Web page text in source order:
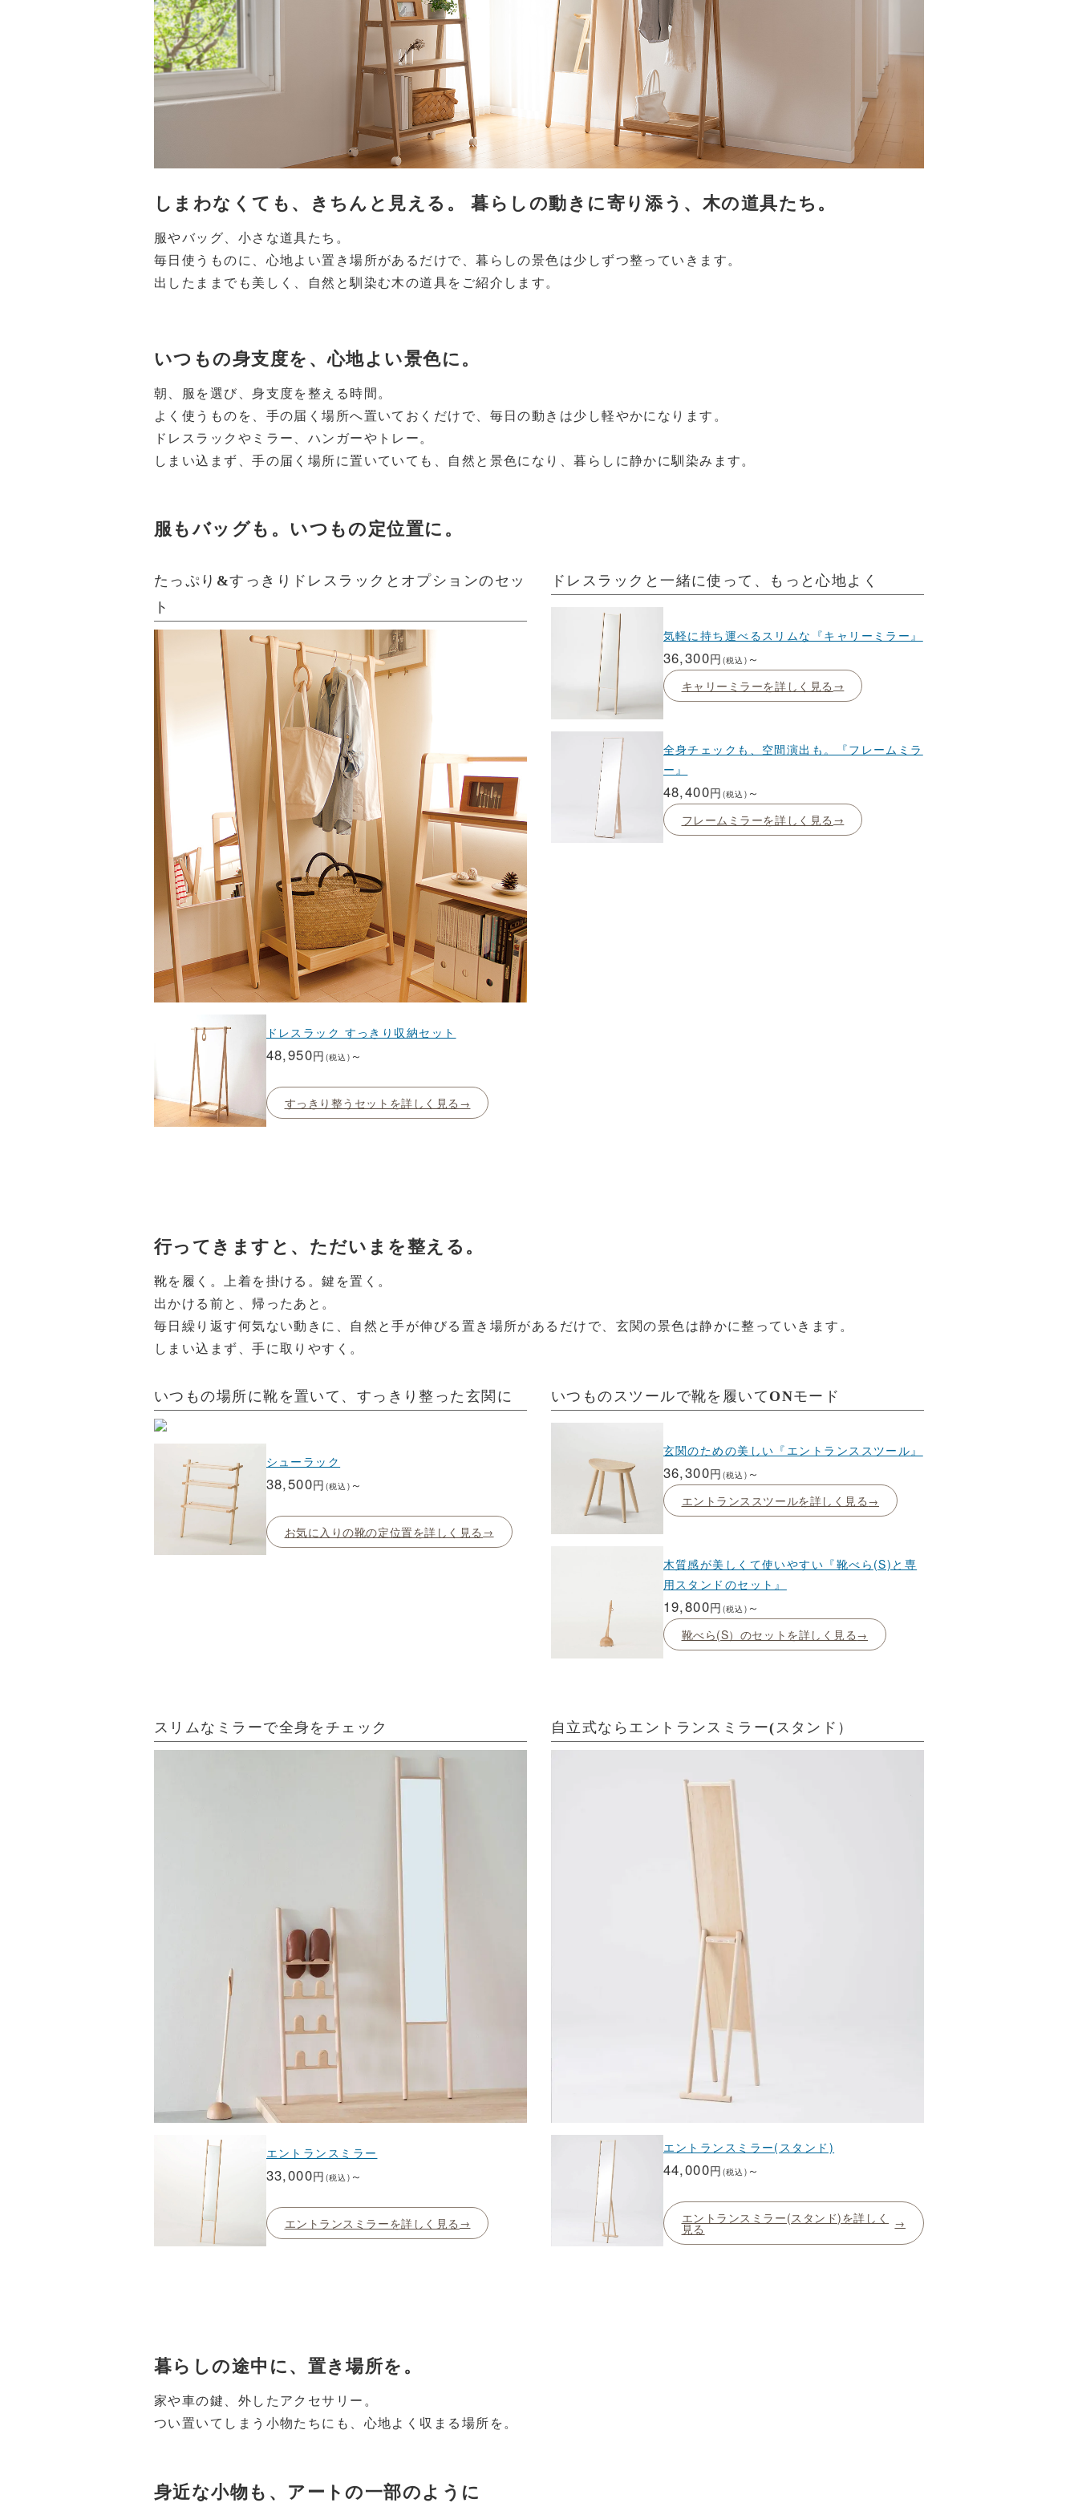
しまわなくても、きちんと見える。 暮らしの動きに寄り添う、木の道具たち。
服やバッグ、小さな道具たち。
毎日使うものに、心地よい置き場所があるだけで、暮らしの景色は少しずつ整っていきます。
出したままでも美しく、自然と馴染む木の道具をご紹介します。
いつもの身支度を、心地よい景色に。
朝、服を選び、身支度を整える時間。
よく使うものを、手の届く場所へ置いておくだけで、毎日の動きは少し軽やかになります。
ドレスラックやミラー、ハンガーやトレー。
しまい込まず、手の届く場所に置いていても、自然と景色になり、暮らしに静かに馴染みます。
服もバッグも。いつもの定位置に。
たっぷり&すっきりドレスラックとオプションのセッ
ト
ドレスラック すっきり収納セット
48,950円 (税込) ～
すっきり整うセットを詳しく見る
ドレスラックと一緒に使って、もっと心地よく
気軽に持ち運べるスリムな『キャリーミラー』
36,300円 (税込) ～
キャリーミラーを詳しく見る
全身チェックも、空間演出も。『フレームミラ
ー』
48,400円 (税込) ～
フレームミラーを詳しく見る
行ってきますと、ただいまを整える。
靴を履く。上着を掛ける。鍵を置く。
出かける前と、帰ったあと。
毎日繰り返す何気ない動きに、自然と手が伸びる置き場所があるだけで、玄関の景色は静かに整っていきます。
しまい込まず、手に取りやすく。
いつもの場所に靴を置いて、すっきり整った玄関に
シューラック
38,500円 (税込) ～
お気に入りの靴の定位置を詳しく見る
いつものスツールで靴を履いてONモード
玄関のための美しい『エントランススツール』
36,300円 (税込) ～
エントランススツールを詳しく見る
木質感が美しくて使いやすい『靴べら(S)と専
用スタンドのセット』
19,800円 (税込) ～
靴べら(S）のセットを詳しく見る
スリムなミラーで全身をチェック
エントランスミラー
33,000円 (税込) ～
エントランスミラーを詳しく見る
自立式ならエントランスミラー(スタンド）
エントランスミラー(スタンド)
44,000円 (税込) ～
エントランスミラー(スタンド)を詳しく
見る
暮らしの途中に、置き場所を。
家や車の鍵、外したアクセサリー。
つい置いてしまう小物たちにも、心地よく収まる場所を。
身近な小物も、アートの一部のように